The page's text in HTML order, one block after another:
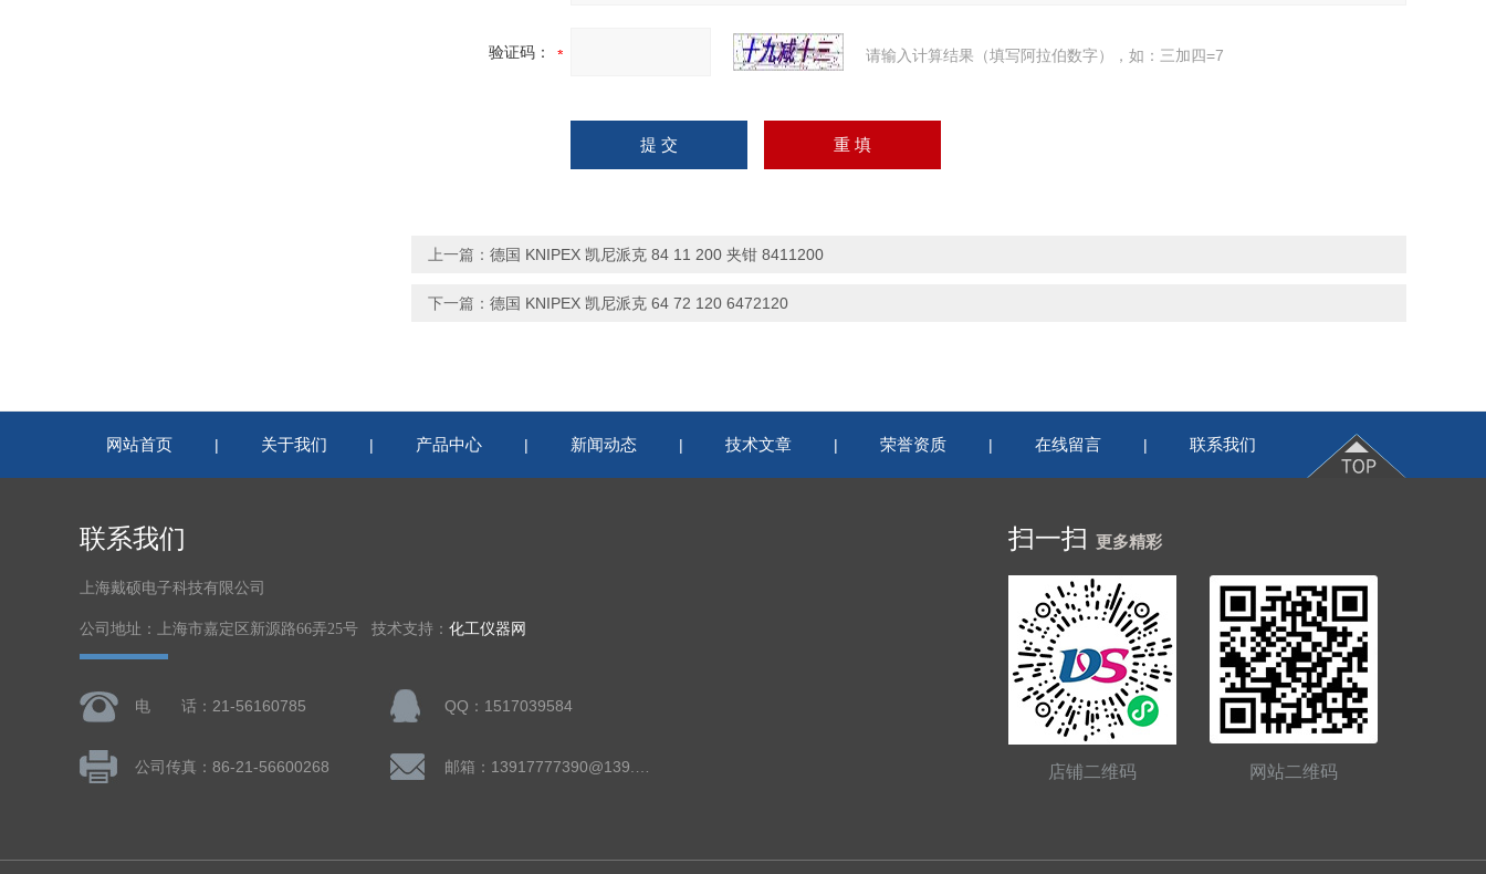
验证码： 请输入计算结果（填写阿拉伯数字），如：三加四=7
上一篇： 德国 KNIPEX 凯尼派克 84 11 200 夹钳 8411200
下一篇： 德国 KNIPEX 凯尼派克 64 72 120 6472120
网站首页 | 关于我们 | 产品中心 | 新闻动态 | 技术文章 | 荣誉资质 | 在线留言 | 联系我们
联系我们
上海戴硕电子科技有限公司
公司地址：上海市嘉定区新源路66弄25号 技术支持： 化工仪器网
电 话：21-56160785 QQ：1517039584
公司传真：86-21-56600268
扫一扫 更多精彩
店铺二维码 网站二维码